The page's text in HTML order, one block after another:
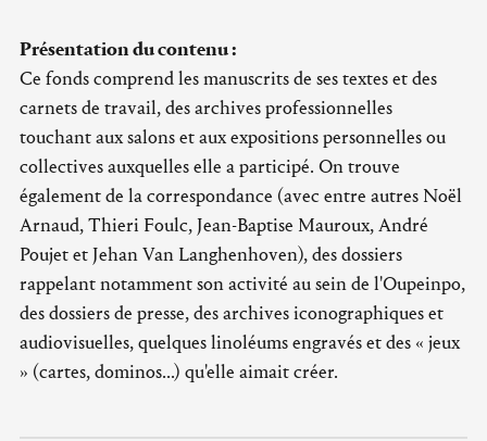
Présentation du contenu :
Ce fonds comprend les manuscrits de ses textes et des
carnets de travail, des archives professionnelles
touchant aux salons et aux expositions personnelles ou
collectives auxquelles elle a participé. On trouve
également de la correspondance (avec entre autres Noël
Arnaud, Thieri Foulc, Jean-Baptise Mauroux, André
Poujet et Jehan Van Langhenhoven), des dossiers
rappelant notamment son activité au sein de l'Oupeinpo,
des dossiers de presse, des archives iconographiques et
audiovisuelles, quelques linoléums engravés et des « jeux
» (cartes, dominos...) qu'elle aimait créer.